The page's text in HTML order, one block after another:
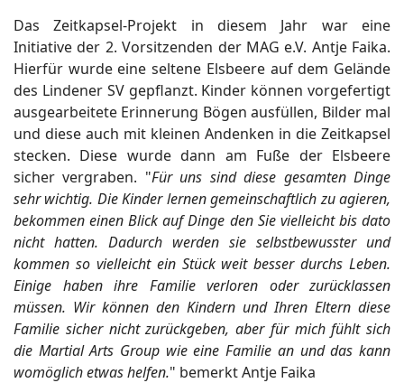
Das Zeitkapsel-Projekt in diesem Jahr war eine
Initiative der 2. Vorsitzenden der MAG e.V. Antje Faika.
Hierfür wurde eine seltene Elsbeere auf dem Gelände
des Lindener SV gepflanzt. Kinder können vorgefertigt
ausgearbeitete Erinnerung Bögen ausfüllen, Bilder mal
und diese auch mit kleinen Andenken in die Zeitkapsel
stecken. Diese wurde dann am Fuße der Elsbeere
sicher vergraben. "Für uns sind diese gesamten Dinge
sehr wichtig. Die Kinder lernen gemeinschaftlich zu agieren,
bekommen einen Blick auf Dinge den Sie vielleicht bis dato
nicht hatten. Dadurch werden sie selbstbewusster und
kommen so vielleicht ein Stück weit besser durchs Leben.
Einige haben ihre Familie verloren oder zurücklassen
müssen. Wir können den Kindern und Ihren Eltern diese
Familie sicher nicht zurückgeben, aber für mich fühlt sich
die Martial Arts Group wie eine Familie an und das kann
womöglich etwas helfen." bemerkt Antje Faika